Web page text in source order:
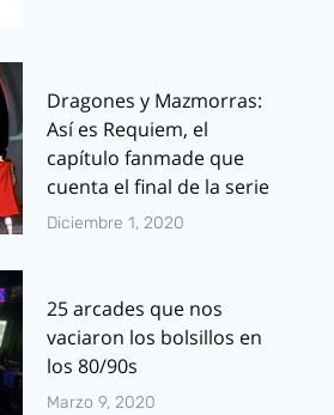
Dragones y Mazmorras:
Así es Requiem, el
capítulo fanmade que
cuenta el final de la serie
Diciembre 1, 2020
25 arcades que nos
vaciaron los bolsillos en
los 80/90s
Marzo 9, 2020